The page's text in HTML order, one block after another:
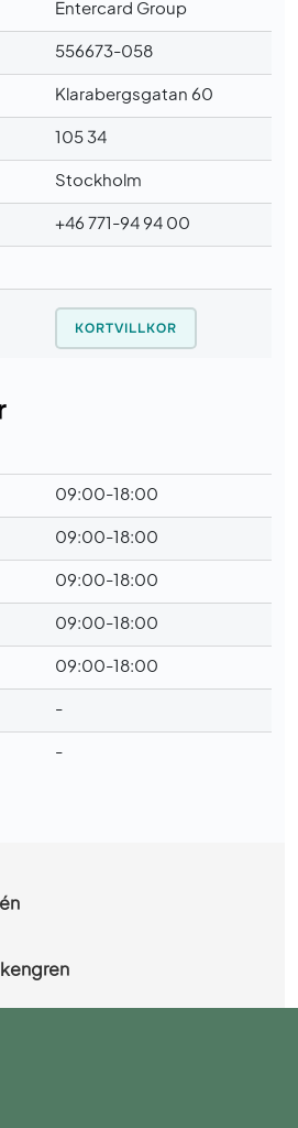
Entercard Group
556673-058
Klarabergsgatan 60
105 34
Stockholm
+46 771-94 94 00
KORTVILLKOR
09:00-18:00
09:00-18:00
09:00-18:00
09:00-18:00
09:00-18:00
-
-